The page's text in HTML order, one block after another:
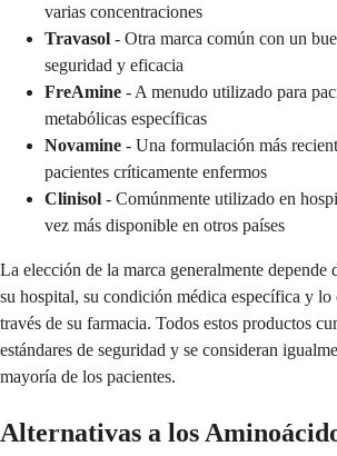
varias concentraciones
Travasol - Otra marca común con un
seguridad y eficacia
FreAmine - A menudo utilizado para
metabólicas específicas
Novamine - Una formulación más
pacientes críticamente enfermos
Clinisol - Comúnmente utilizado en
vez más disponible en otros países
La elección de la marca generalmente depende
su hospital, su condición médica específica y lo
través de su farmacia. Todos estos productos
estándares de seguridad y se consideran
mayoría de los pacientes.
Alternativas a los